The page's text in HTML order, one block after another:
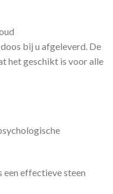
bij u afgeleverd. De
het geschikt is voor alle
een effectieve steen